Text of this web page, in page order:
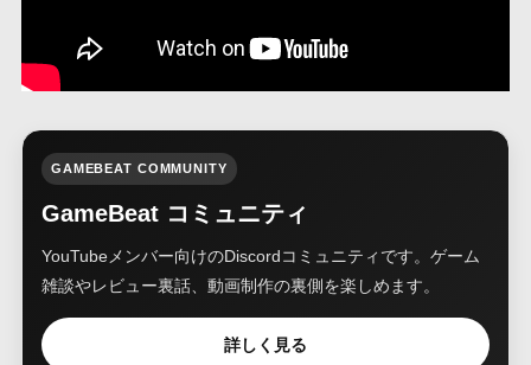
GAMEBEAT COMMUNITY
GameBeat コミュニティ
YouTubeメンバー向けのDiscordコミュニティです。ゲーム
雑談やレビュー裏話、動画制作の裏側を楽しめます。
詳しく見る